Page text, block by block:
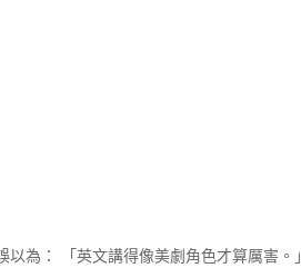
為： 「英文講得像美劇角色才算厲害。」